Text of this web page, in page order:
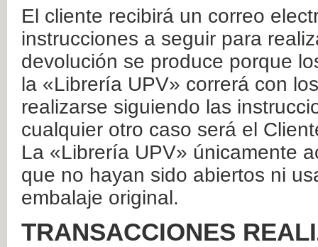
El cliente recibirá un correo
instrucciones a seguir para
devolución se produce porque
la «Librería UPV» correrá con
realizarse siguiendo las
cualquier otro caso será el
La «Librería UPV» únicamente
que no hayan sido abiertos ni
embalaje original.
TRANSACCIONES